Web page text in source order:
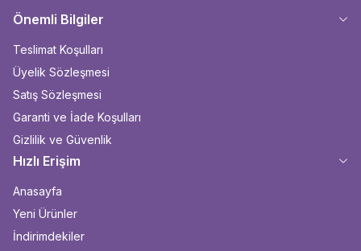
Önemli Bilgiler
Teslimat Koşulları
Üyelik Sözleşmesi
Satış Sözleşmesi
Garanti ve İade Koşulları
Gizlilik ve Güvenlik
Hızlı Erişim
Anasayfa
Yeni Ürünler
İndirimdekiler